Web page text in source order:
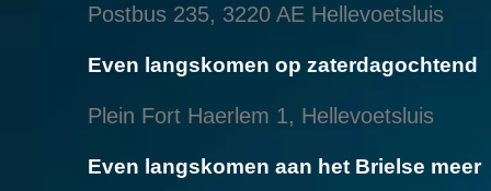
Postbus 235, 3220 AE Hellevoetsluis
Even langskomen op zaterdagochtend
Plein Fort Haerlem 1, Hellevoetsluis
Even langskomen aan het Brielse meer